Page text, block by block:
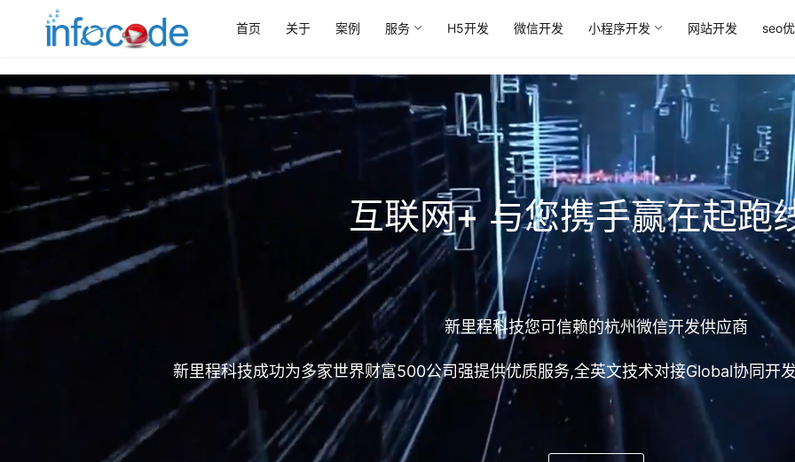
首页 关于 案例 服务 H5开发 微信开发 小程序开发 网站开发 seo
互联网+ 与您携手赢在起跑
新里程科技您可信赖的杭州微信开发供应商
新里程科技成功为多家世界财富500公司强提供优质服务,全英文技术对接Global协同开